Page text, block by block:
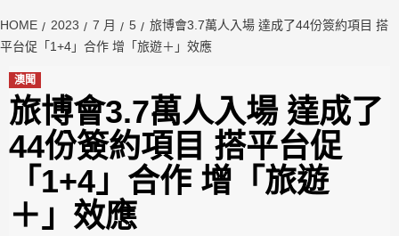
HOME 2023 7 月 5
旅博會3.7萬人入場 達成了44份簽約項目 搭
平台促「1+4」合作 增「旅遊＋」效應
澳聞
旅博會3.7萬人入場 達成了
44份簽約項目 搭平台促
「1+4」合作 增「旅遊
＋」效應